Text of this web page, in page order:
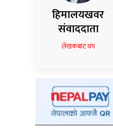
हिमालयखवर
संवाददाता
लेखकबाट थप